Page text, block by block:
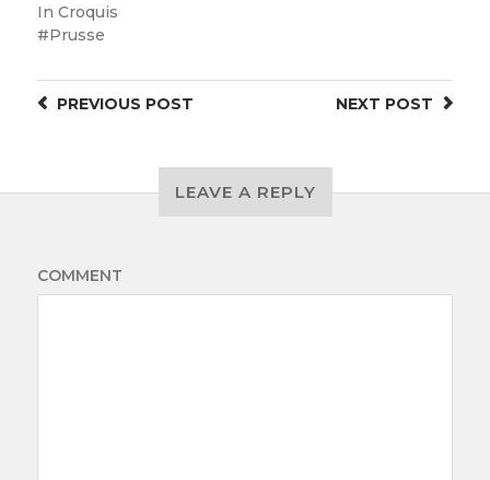
In Croquis
Prusse
NEXT POST
PREVIOUS POST
LEAVE A REPLY
COMMENT